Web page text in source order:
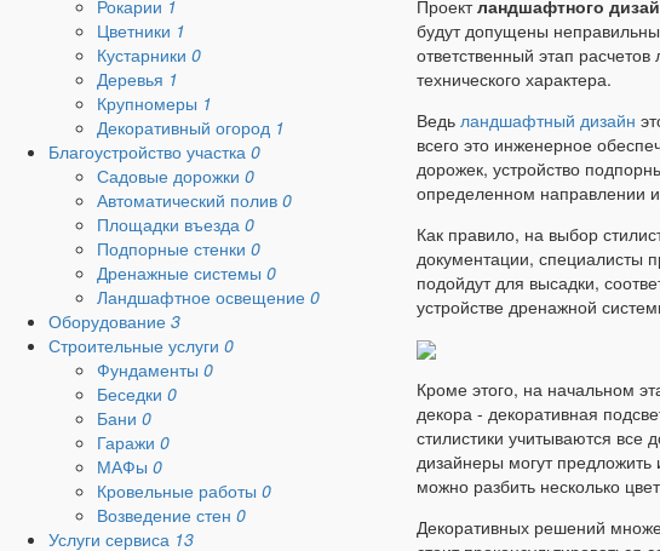
Рокарии 1
Цветники 1
Кустарники 0
Деревья 1
Крупномеры 1
Декоративный огород 1
Благоустройство участка 0
Садовые дорожки 0
Автоматический полив 0
Площадки въезда 0
Подпорные стенки 0
Дренажные системы 0
Ландшафтное освещение 0
Оборудование 3
Строительные услуги 0
Фундаменты 0
Беседки 0
Бани 0
Гаражи 0
МАФы 0
Кровельные работы 0
Возведение стен 0
Услуги сервиса 13
Проектландшафтного
будут допущены
ответственный этап
технического характера.
Ведь ландшафтный дизайн
всего это инженерное
дорожек, устройство
определенном направлении
Как правило, на выбор
документации, специалисты
подойдут для высадки,
устройстве дренажной
Кроме этого, на начальном
декора - декоративная
стилистики учитываются все
дизайнеры могут
можно разбить несколько
Декоративных решений